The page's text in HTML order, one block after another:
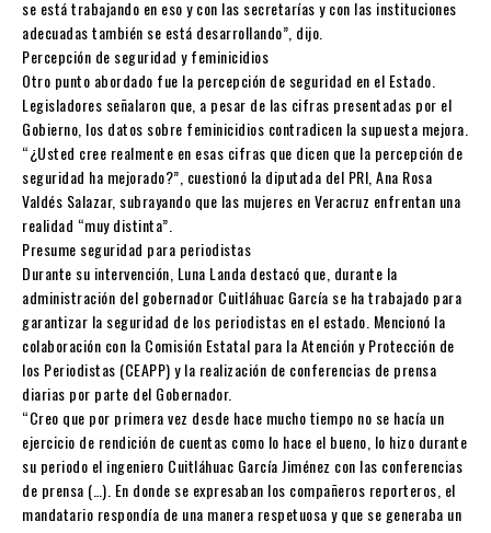
se está trabajando en eso y con las secretarías y con las instituciones
adecuadas también se está desarrollando”, dijo.
Percepción de seguridad y feminicidios
Otro punto abordado fue la percepción de seguridad en el Estado.
Legisladores señalaron que, a pesar de las cifras presentadas por el
Gobierno, los datos sobre feminicidios contradicen la supuesta mejora.
“¿Usted cree realmente en esas cifras que dicen que la percepción de
seguridad ha mejorado?”, cuestionó la diputada del PRI, Ana Rosa
Valdés Salazar, subrayando que las mujeres en Veracruz enfrentan una
realidad “muy distinta”.
Presume seguridad para periodistas
Durante su intervención, Luna Landa destacó que, durante la
administración del gobernador Cuitláhuac García se ha trabajado para
garantizar la seguridad de los periodistas en el estado. Mencionó la
colaboración con la Comisión Estatal para la Atención y Protección de
los Periodistas (CEAPP) y la realización de conferencias de prensa
diarias por parte del Gobernador.
“Creo que por primera vez desde hace mucho tiempo no se hacía un
ejercicio de rendición de cuentas como lo hace el bueno, lo hizo durante
su periodo el ingeniero Cuitláhuac García Jiménez con las conferencias
de prensa (…). En donde se expresaban los compañeros reporteros, el
mandatario respondía de una manera respetuosa y que se generaba un